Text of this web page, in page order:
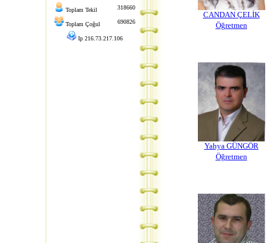
Toplam Tekil 318660
Toplam Çoğul 690826
Ip 216.73.217.106
CANDAN ÇELİK
Öğretmen
Yahya GÜNGÖR
Öğretmen